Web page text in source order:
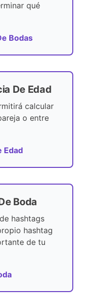
qué
Bodas
De Edad
calcular
o entre
Edad
Boda
hashtags
hashtag
de tu